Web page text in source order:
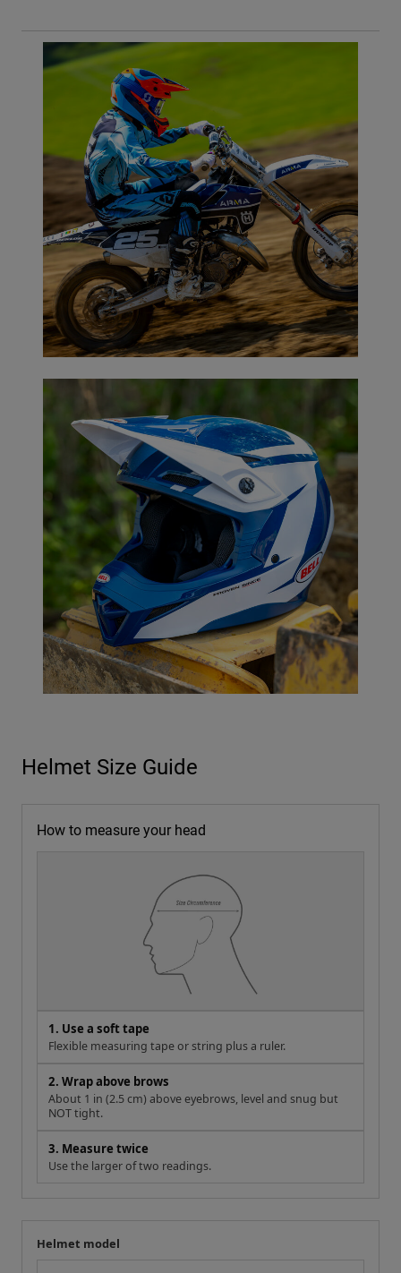
Helmet Size Guide
How to measure your head
1. Use a soft tape
Flexible measuring tape or string plus a ruler.
2. Wrap above brows
About 1 in (2.5 cm) above eyebrows, level and snug but
NOT tight.
3. Measure twice
Use the larger of two readings.
Your measurement
Helmet model